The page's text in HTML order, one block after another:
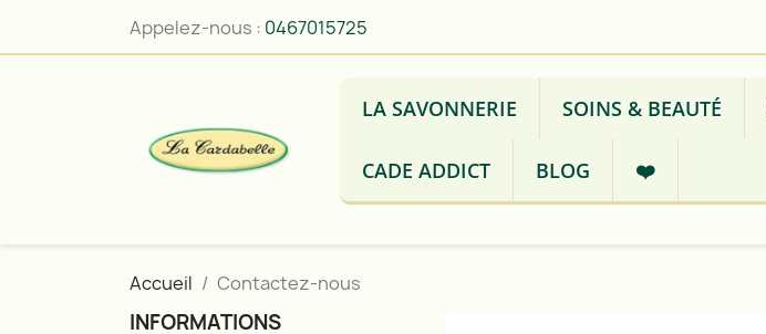
Appelez-nous : 0467015725
LA SAVONNERIE SOINS & BEAUTÉ
CADE ADDICT BLOG ❤️
Accueil Contactez-nous
INFORMATIONS